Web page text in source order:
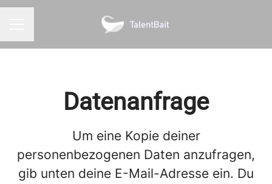
Datenanfrage
Um eine Kopie deiner
personenbezogenen Daten anzufragen,
gib unten deine E-Mail-Adresse ein. Du